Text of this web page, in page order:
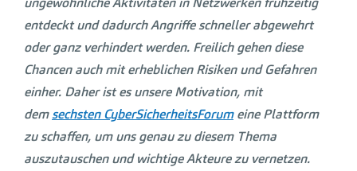
entdeckt und dadurch Angriffe schneller abgewehrt
oder ganz verhindert werden. Freilich gehen diese
Chancen auch mit erheblichen Risiken und Gefahren
einher. Daher ist es unsere Motivation, mit
demsechsten CyberSicherheitsForumeine Plattform
zu schaffen, um uns genau zu diesem Thema
auszutauschen und wichtige Akteure zu vernetzen.